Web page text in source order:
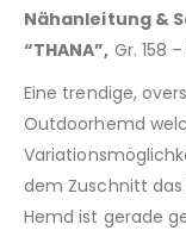
Nähanleitung &
“THANA”, Gr. 158
Eine trendige,
Outdoorhemd
dem Zuschnitt
Hemd ist gerade